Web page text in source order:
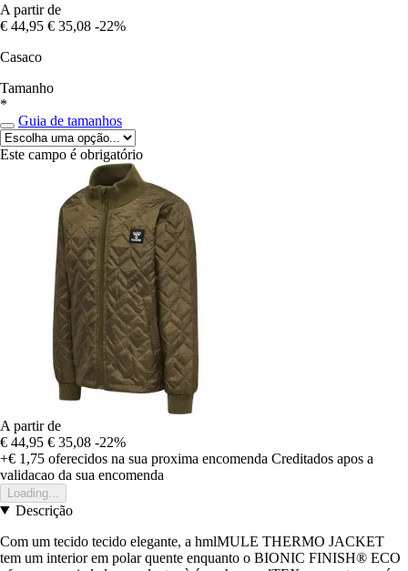
A partir de
€ 44,95 € 35,08 -22%
Casaco
Tamanho
*
Guia de tamanhos
Este campo é obrigatório
A partir de
€ 44,95 € 35,08 -22%
+€ 1,75 oferecidos na sua proxima encomenda Creditados apos a
validacao da sua encomenda
Loading...
Descrição
Com um tecido tecido elegante, a hmlMULE THERMO JACKET
tem um interior em polar quente enquanto o BIONIC FINISH® ECO